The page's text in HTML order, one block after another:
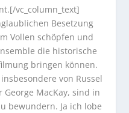
vc_column_text]
Besetzung
Vollen schöpfen und
die historische
bringen können.
von Russel
MacKay, sind in
bewundern. Ja ich lobe